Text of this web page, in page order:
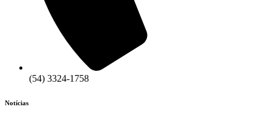
(54) 3324-1758
Notícias